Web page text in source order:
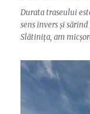
Durata traseului
sens invers și
Slătinița, am